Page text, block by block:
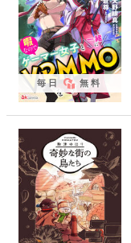
毎日 無料